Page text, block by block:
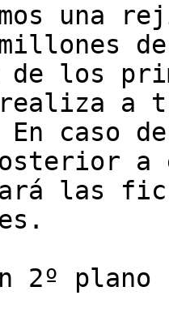
de los
a
caso
a
las
2º plano